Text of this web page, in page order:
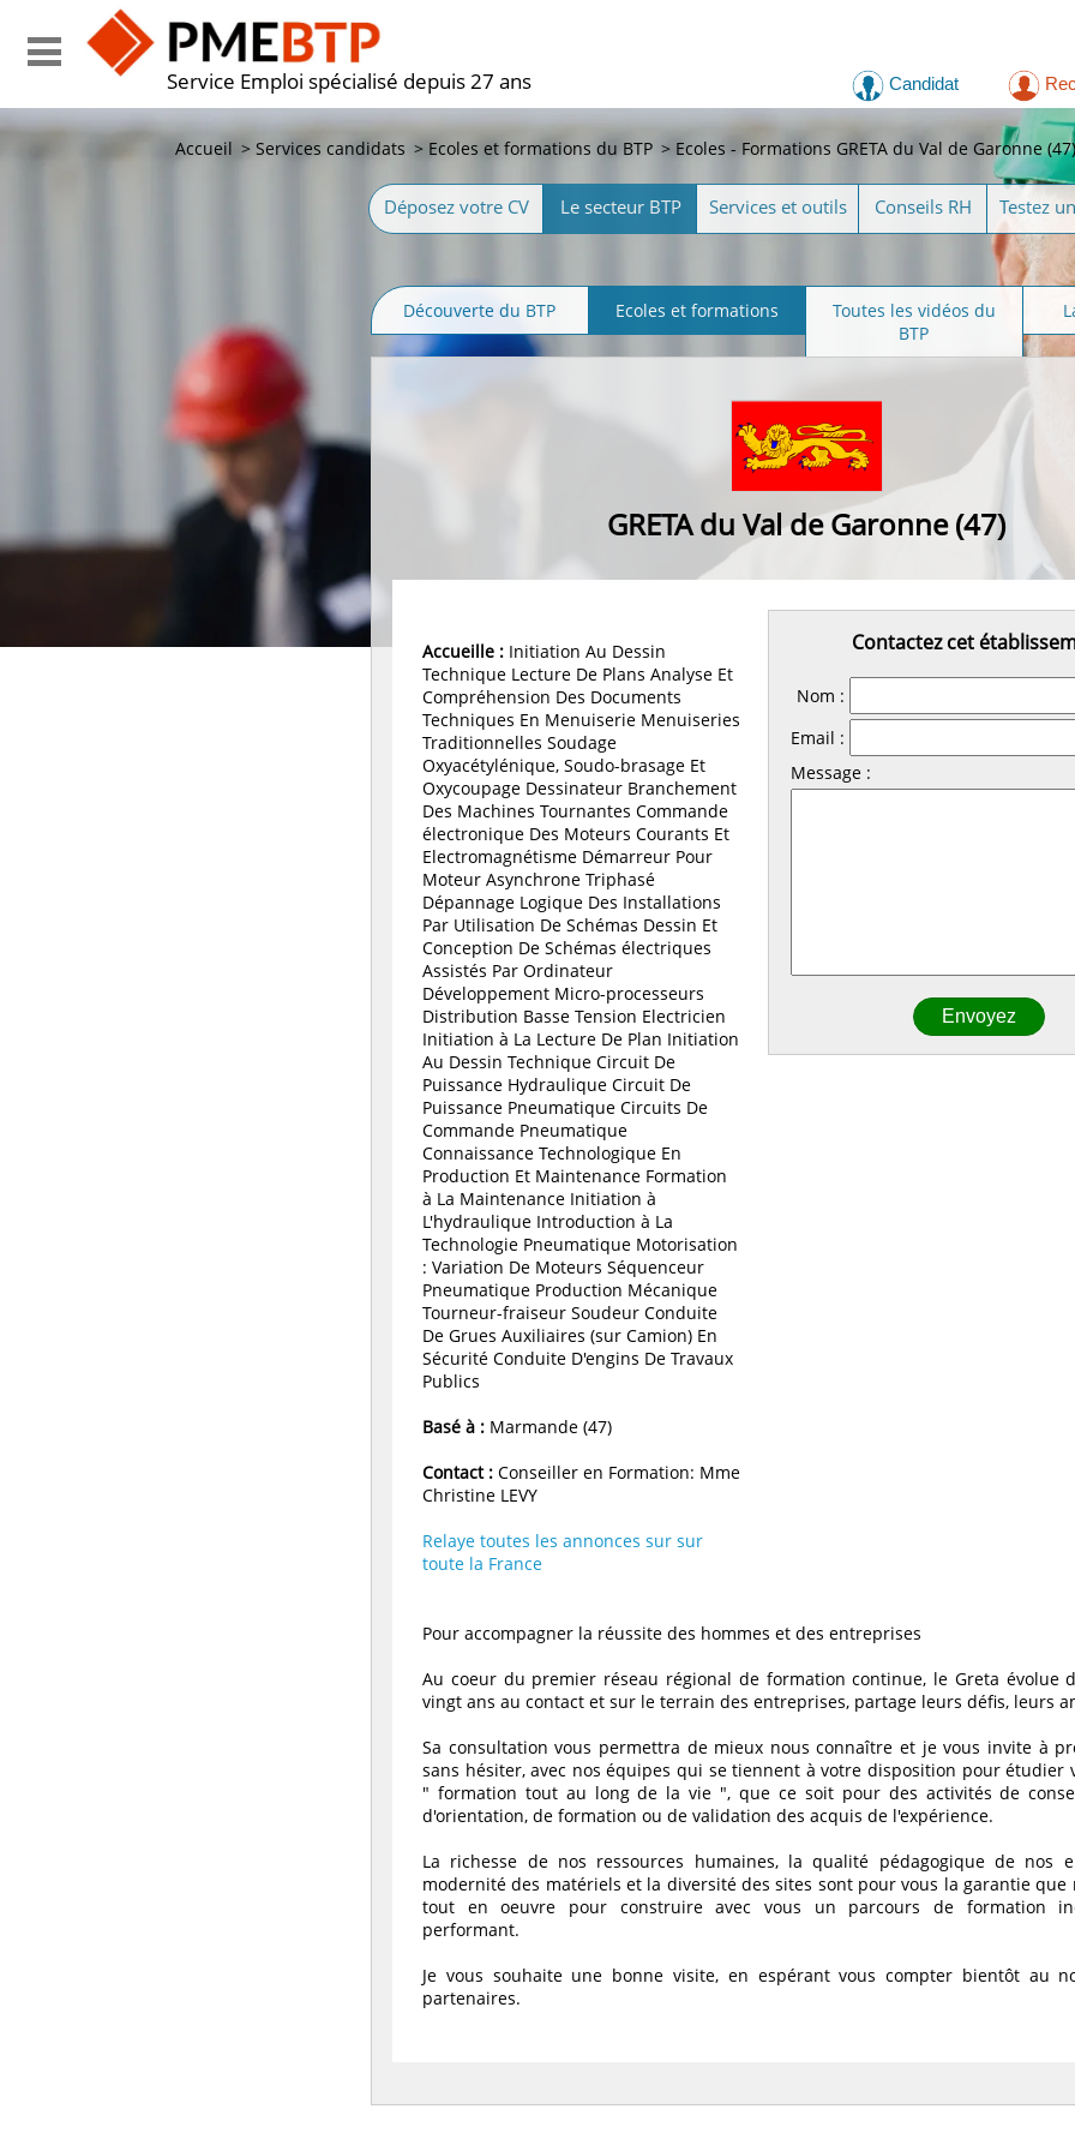
Service Emploi spécialisé depuis 27 ans Candidat
Accueil > Services candidats > Ecoles et formations du BTP > Ecoles - Formations GRETA du Val de Garonne (47)
Déposez votre CV Le secteur BTP Services et outils Conseils RH Testez
Découverte du BTP Ecoles et formations
Toutes les vidéos du
BTP
GRETA du Val de Garonne (47)
Accueille : Initiation Au Dessin
Technique Lecture De Plans Analyse Et
Compréhension Des Documents
Techniques En Menuiserie Menuiseries
Traditionnelles Soudage
Oxyacétylénique, Soudo-brasage Et
Oxycoupage Dessinateur Branchement
Des Machines Tournantes Commande
électronique Des Moteurs Courants Et
Electromagnétisme Démarreur Pour
Moteur Asynchrone Triphasé
Dépannage Logique Des Installations
Par Utilisation De Schémas Dessin Et
Conception De Schémas électriques
Assistés Par Ordinateur
Développement Micro-processeurs
Distribution Basse Tension Electricien
Initiation à La Lecture De Plan Initiation
Au Dessin Technique Circuit De
Puissance Hydraulique Circuit De
Puissance Pneumatique Circuits De
Commande Pneumatique
Connaissance Technologique En
Production Et Maintenance Formation
à La Maintenance Initiation à
L'hydraulique Introduction à La
Technologie Pneumatique Motorisation
: Variation De Moteurs Séquenceur
Pneumatique Production Mécanique
Tourneur-fraiseur Soudeur Conduite
De Grues Auxiliaires (sur Camion) En
Sécurité Conduite D'engins De Travaux
Publics
Basé à : Marmande (47)
Contact : Conseiller en Formation: Mme
Christine LEVY
Relaye toutes les annonces sur sur
toute la France
Contactez cet
Nom :
Email :
Message :
Pour accompagner la réussite des hommes et des entreprises
Au coeur du premier réseau régional de formation continue, le Greta évolue
vingt ans au contact et sur le terrain des entreprises, partage leurs défis, leurs
Sa consultation vous permettra de mieux nous connaître et je vous invite à
sans hésiter, avec nos équipes qui se tiennent à votre disposition pour étudier
" formation tout au long de la vie ", que ce soit pour des activités de
d'orientation, de formation ou de validation des acquis de l'expérience.
La richesse de nos ressources humaines, la qualité pédagogique de nos
modernité des matériels et la diversité des sites sont pour vous la garantie que
tout en oeuvre pour construire avec vous un parcours de formation
performant.
Je vous souhaite une bonne visite, en espérant vous compter bientôt au
partenaires.